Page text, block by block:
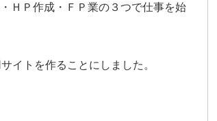
ＨＰ作成・ＦＰ業の３つで仕事を始
イトを作ることにしました。